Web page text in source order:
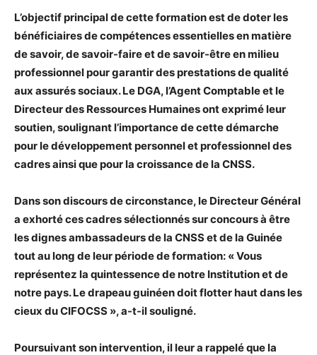
L’objectif principal de cette formation est de doter les
bénéficiaires de compétences essentielles en matière
de savoir, de savoir-faire et de savoir-être en milieu
professionnel pour garantir des prestations de qualité
aux assurés sociaux. Le DGA, l’Agent Comptable et le
Directeur des Ressources Humaines ont exprimé leur
soutien, soulignant l’importance de cette démarche
pour le développement personnel et professionnel des
cadres ainsi que pour la croissance de la CNSS.
Dans son discours de circonstance, le Directeur Général
a exhorté ces cadres sélectionnés sur concours à être
les dignes ambassadeurs de la CNSS et de la Guinée
tout au long de leur période de formation: « Vous
représentez la quintessence de notre Institution et de
notre pays. Le drapeau guinéen doit flotter haut dans les
cieux du CIFOCSS », a-t-il souligné.
Poursuivant son intervention, il leur a rappelé que la